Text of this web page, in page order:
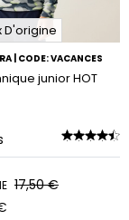
D'origine
| CODE: VACANCES
junior HOT
17,50 €